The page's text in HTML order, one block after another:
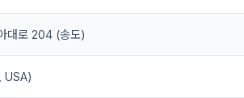
대로 204 (송도)
USA)